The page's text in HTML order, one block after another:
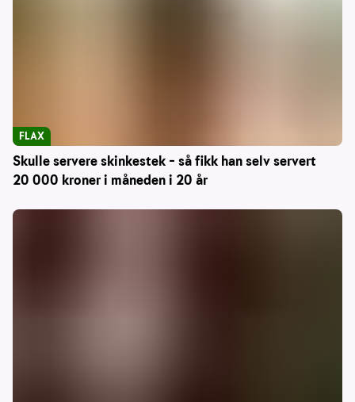
Skulle servere skinkestek – så fikk han selv servert
20 000 kroner i måneden i 20 år
FLAX